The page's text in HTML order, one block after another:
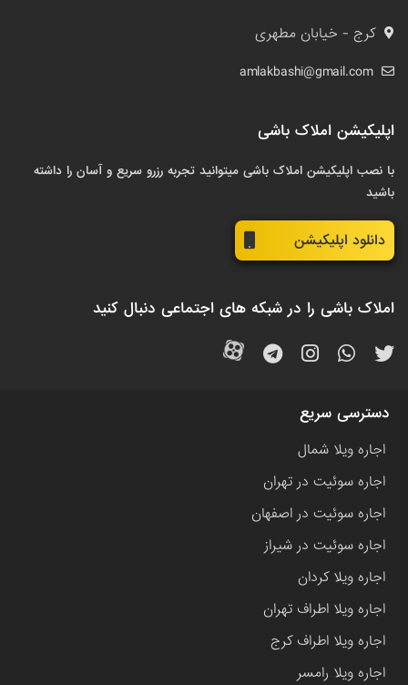
کرج - خیابان مطهری
amlakbashi@gmail.com
اپلیکیشن املاک باشی
با نصب اپلیکیشن املاک باشی میتوانید تجربه رزرو سریع و آسان را داشته
باشید
دانلود اپلیکیشن
املاک باشی را در شبکه های اجتماعی دنبال کنید
دسترسی سریع
اجاره ویلا شمال
اجاره سوئیت در تهران
اجاره سوئیت در اصفهان
اجاره سوئیت در شیراز
اجاره ویلا کردان
اجاره ویلا اطراف تهران
اجاره ویلا اطراف کرج
اجاره ویلا رامسر